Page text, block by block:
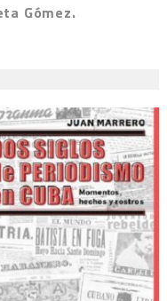
Gómez.